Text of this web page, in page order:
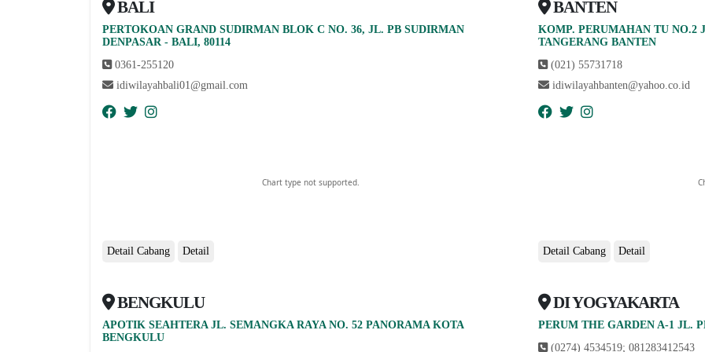
BALI
PERTOKOAN GRAND SUDIRMAN BLOK C NO. 36, JL. PB SUDIRMAN
DENPASAR - BALI, 80114
0361-255120
idiwilayahbali01@gmail.com
abcdefhiklmnopqrstuvwxyz
Chart type not supported.
Detail Cabang Detail
BANTEN
KOMP. PERUMAHAN TU NO.2
TANGERANG BANTEN
(021) 55731718
idiwilayahbanten@yahoo.co.id
abcdefhiklmnopqrstuvwxyz
Detail Cabang Detail
BENGKULU
APOTIK SEAHTERA JL. SEMANGKA RAYA NO. 52 PANORAMA KOTA
BENGKULU
DI YOGYAKARTA
PERUM THE GARDEN A-1 JL.
(0274) 4534519; 081283412543
abcdefhiklmnopqrstuvwxyz